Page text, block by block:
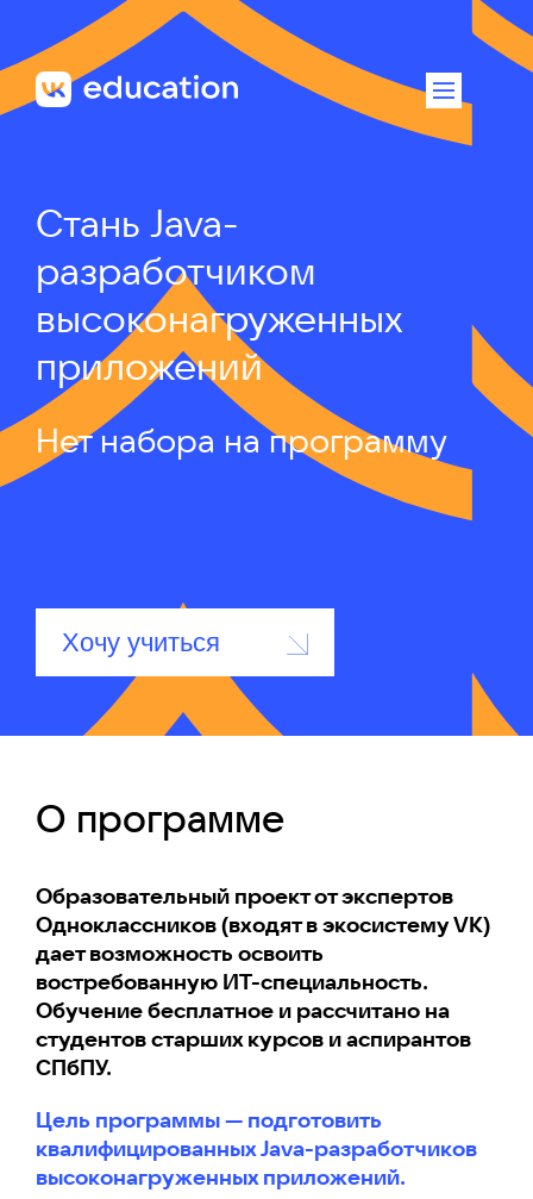
Стань Java-
разработчиком
высоконагруженных
приложений
Нет набора на программу
Хочу учиться
О программе
Образовательный проект от экспертов
Одноклассников (входят в экосистему VK)
дает возможность освоить
востребованную ИТ-специальность.
Обучение бесплатное и рассчитано на
студентов старших курсов и аспирантов
СПбПУ.
Цель программы — подготовить
квалифицированных Java-разработчиков
высоконагруженных приложений.